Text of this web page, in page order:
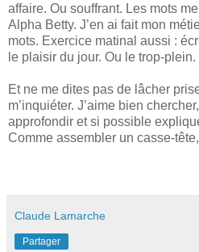
affaire. Ou souffrant. Les mots
Alpha Betty. J’en ai fait mon
mots. Exercice matinal aussi :
le plaisir du jour. Ou le trop-plein.
Et ne me dites pas de lâcher
m’inquiéter. J’aime bien
approfondir et si possible
Comme assembler un casse-
Claude Lamarche
Partager